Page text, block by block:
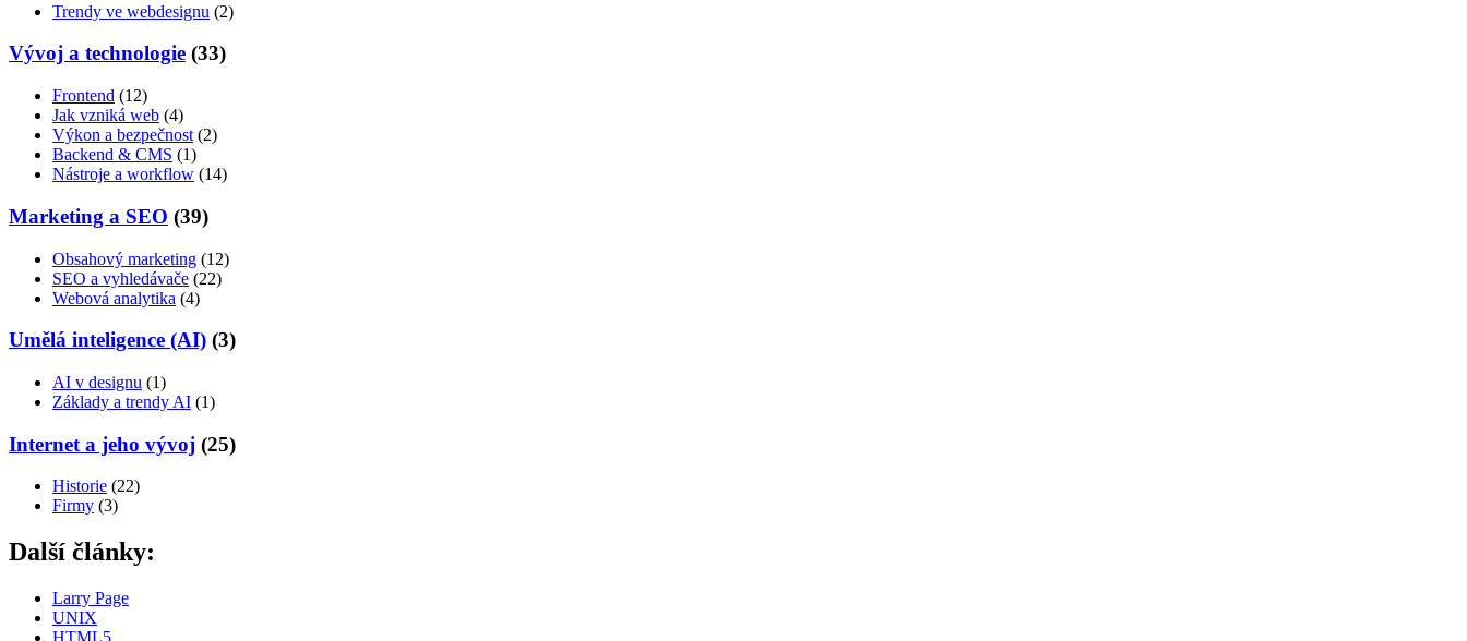
Trendy ve webdesignu (2)
Vývoj a technologie (33)
Frontend (12)
Jak vzniká web (4)
Výkon a bezpečnost (2)
Backend & CMS (1)
Nástroje a workflow (14)
Marketing a SEO (39)
Obsahový marketing (12)
SEO a vyhledávače (22)
Webová analytika (4)
Umělá inteligence (AI) (3)
AI v designu (1)
Základy a trendy AI (1)
Internet a jeho vývoj (25)
Historie (22)
Firmy (3)
Další články:
Larry Page
UNIX